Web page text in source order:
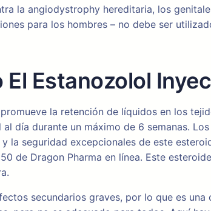
la angiodystrophy hereditaria, los
para los hombres – no debe ser
El Estanozolol
la retención de líquidos en los
día durante un máximo de 6 semanas.
la seguridad excepcionales de este
de Dragon Pharma en línea. Este
secundarios graves, por lo que es